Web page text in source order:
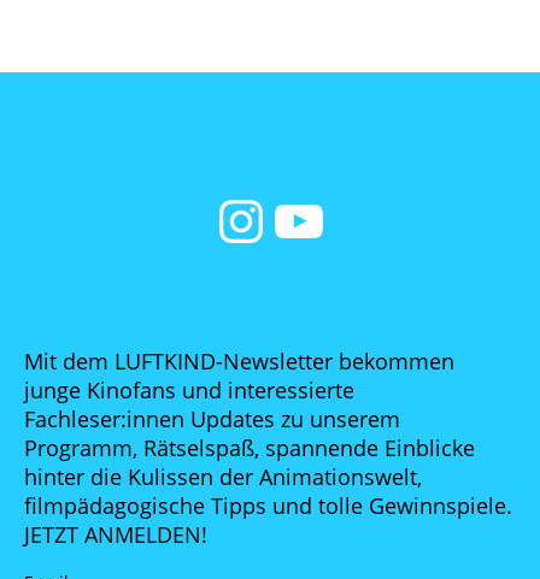
Mit dem LUFTKIND-Newsletter bekommen
junge Kinofans und interessierte
Fachleser:innen Updates zu unserem
Programm, Rätselspaß, spannende Einblicke
hinter die Kulissen der Animationswelt,
filmpädagogische Tipps und tolle Gewinnspiele.
JETZT ANMELDEN!